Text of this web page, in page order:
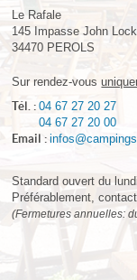
Le Rafale
145 Impasse John
34470 PEROLS
Sur rendez-vous
Tél. :04 67 27 20 27
04 67 27 20 00
Email :
Standard ouvert du
Préférablement,
(Fermetures annuelles: